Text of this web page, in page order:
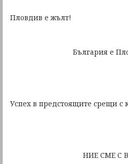
Пловдив е жълт!
България е
Успех в предстоящите срещи с
НИЕ СМЕ С